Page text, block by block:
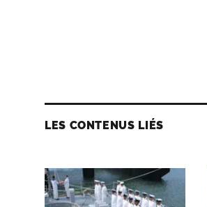
LES CONTENUS LIÉS